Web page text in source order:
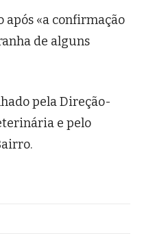
após «a confirmação
de alguns
pela Direção-
e pelo